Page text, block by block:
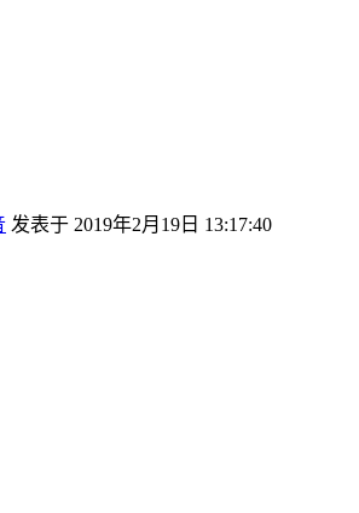
发表于 2019年2月19日 13:17:40